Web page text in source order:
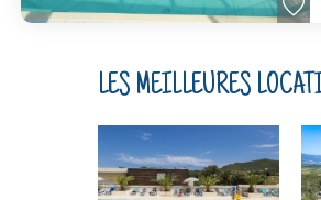
LES MEILLEURES